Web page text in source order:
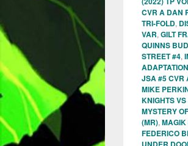
CVR A DAN
TRI-FOLD,
VAR, GILT
QUINNS
STREET #4,
JSA #5 CVR
MIKE
KNIGHTS
MYSTERY
(MR), MAGIK
FEDERICO